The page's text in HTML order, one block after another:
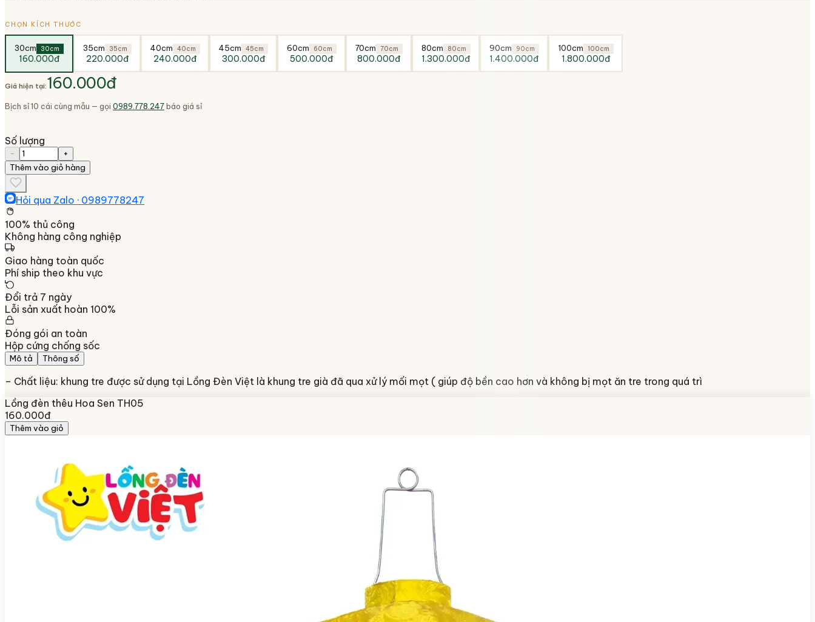
CHỌN KÍCH THƯỚC
30cm 30cm
160.000đ
35cm 35cm
220.000đ
40cm 40cm
240.000đ
45cm 45cm
300.000đ
60cm 60cm
500.000đ
70cm 70cm
800.000đ
80cm 80cm
1.300.000đ
90cm 90cm
1.400.000đ
100cm 100cm
1.800.000đ
Giá hiện tại:160.000đ
Bịch sỉ 10 cái cùng mẫu — gọi 0989.778.247báo giá sỉ
Số lượng
−
+
Thêm vào giỏ hàng
Hỏi qua Zalo · 0989778247
100% thủ công
Không hàng công nghiệp
Giao hàng toàn quốc
Phí ship theo khu vực
Đổi trả 7 ngày
Lỗi sản xuất hoàn 100%
Đóng gói an toàn
Hộp cứng chống sốc
Mô tả Thông số
– Chất liệu: khung tre được sử dụng tại Lồng Đèn Việt là khung tre già đã qua xử lý mối mọt ( giúp độ bền cao hơn và không bị mọt ăn tre trong quá trì
Lồng đèn thêu Hoa Sen TH05
160.000đ
Thêm vào giỏ